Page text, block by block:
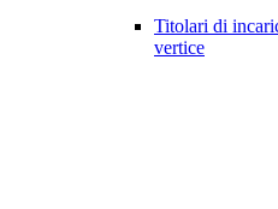
Titolari di
vertice